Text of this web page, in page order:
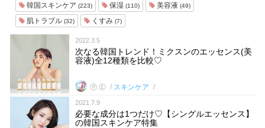
韓国スキンケア (223) 保湿 (110) 美容液 (49)
肌トラブル (32) くすみ (7)
2022.3.5
次なる韓国トレンド！ミクスンのエッセンス(美
容液)全12種類を比較♡
Ⓟ.Ⓔ スキンケア
2021.7.9
必要な成分は1つだけ♡【シングルエッセンス】
の韓国スキンケア特集